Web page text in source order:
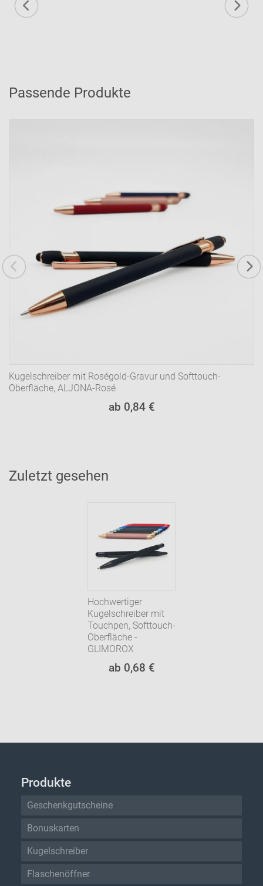
Passende Produkte
Kugelschreiber mit Roségold-Gravur und Softtouch-
Oberfläche, ALJONA-Rosé
ab 0,84 €
Zuletzt gesehen
Hochwertiger
Kugelschreiber mit
Touchpen, Softtouch-
Oberfläche -
GLIMOROX
ab 0,68 €
Produkte
Geschenkgutscheine
Bonuskarten
Kugelschreiber
Flaschenöffner